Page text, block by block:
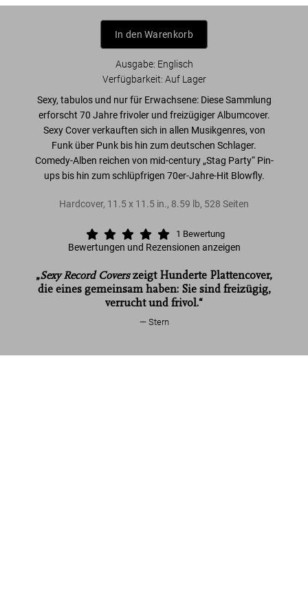
In den Warenkorb
Ausgabe: Englisch
Verfügbarkeit: Auf Lager
Sexy, tabulos und nur für Erwachsene:Diese Sammlung
erforscht 70 Jahre frivoler und freizügiger Albumcover.
Sexy Cover verkauften sich in allen Musikgenres, von
Funk über Punk bis hin zum deutschen Schlager.
Comedy-Alben reichen von mid-century „Stag Party“ Pin-
ups bis hin zum schlüpfrigen 70er-Jahre-Hit Blowfly.
Hardcover, 11.5x 11.5 in., 8.59 lb, 528 Seiten
1 Bewertung
Bewertungen und Rezensionen anzeigen
„Sexy Record Coverszeigt Hunderte Plattencover,
die eines gemeinsam haben: Sie sind freizügig,
verrucht und frivol.“
Stern
Sexy Record Covers